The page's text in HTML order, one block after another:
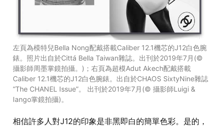
左頁為模特兒Bella Nong配戴搭載Caliber 12.1機芯的J12白色腕
錶。照片出自於Cittá Bella Taiwan雜誌。出刊於2019年7月(©
攝影師周墨掌鏡拍攝。)；右頁為超模Adut Akech配戴搭載
Caliber 12.1機芯的J12白色腕錶。出自於CHAOS SixtyNine雜誌
“The CHANEL Issue”。 出刊於2019年7月(© 攝影師Luigi &
Iango掌鏡拍攝)。
相信許多人對J12的印象是非黑即白的簡單色彩。是的，